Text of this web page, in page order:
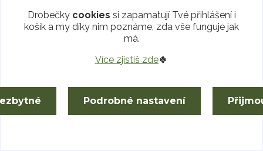
writing and
drawing in a dry
When using the
Drobečky cookies si zapamatují Tvé přihlášení i
košík a my díky nim poznáme, zda vše funguje jak
má.
Více zjistíš zde🍀
Podrobné nastavení